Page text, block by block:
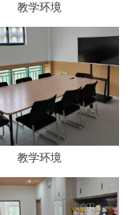
教学环境
教学环境